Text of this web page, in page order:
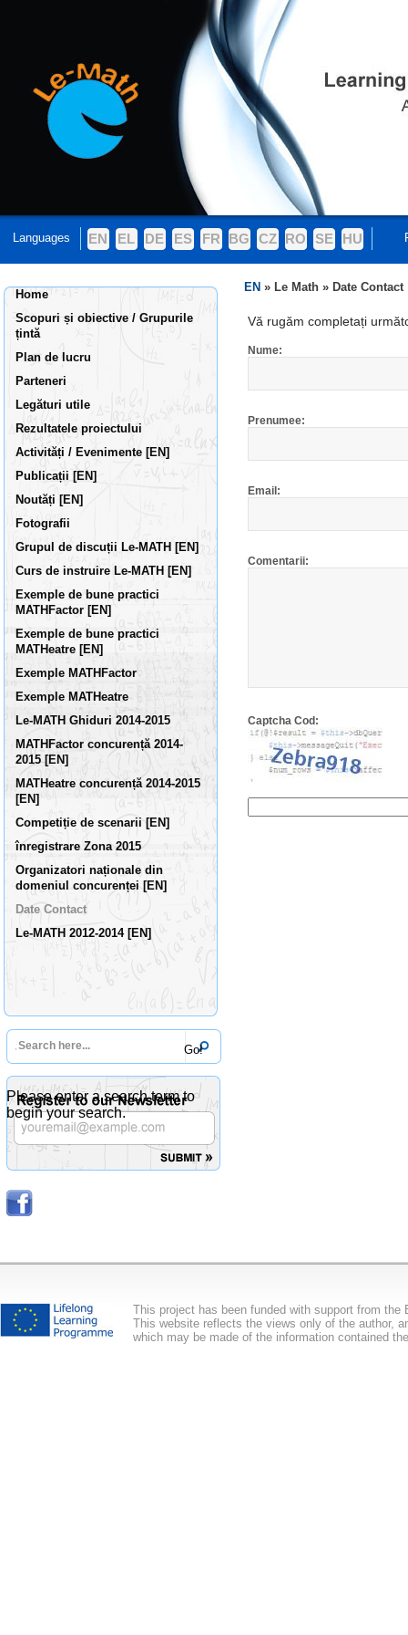
Languages EN EL DE ES FR BG CZ RO SE HU
Home
Scopuri și obiective / Grupurile
țintă
Plan de lucru
Parteneri
Legături utile
Rezultatele proiectului
Activități / Evenimente [EN]
Publicații [EN]
Noutăți [EN]
Fotografii
Grupul de discuții Le-MATH [EN]
Curs de instruire Le-MATH [EN]
Exemple de bune practici
MATHFactor [EN]
Exemple de bune practici
MATHeatre [EN]
Exemple MATHFactor
Exemple MATHeatre
Le-MATH Ghiduri 2014-2015
MATHFactor concurență 2014-
2015 [EN]
MATHeatre concurență 2014-2015
[EN]
Competiție de scenarii [EN]
înregistrare Zona 2015
Organizatori naționale din
domeniul concurenței [EN]
Date Contact
Le-MATH 2012-2014 [EN]
Please enter a search term to
begin your search.
EN » Le Math » Date Contact
Vă rugăm completați
Nume:
Prenumee:
Email:
Comentarii:
Captcha Cod:
This project has been funded with support from the
This website reflects the views only of the author,
which may be made of the information contained